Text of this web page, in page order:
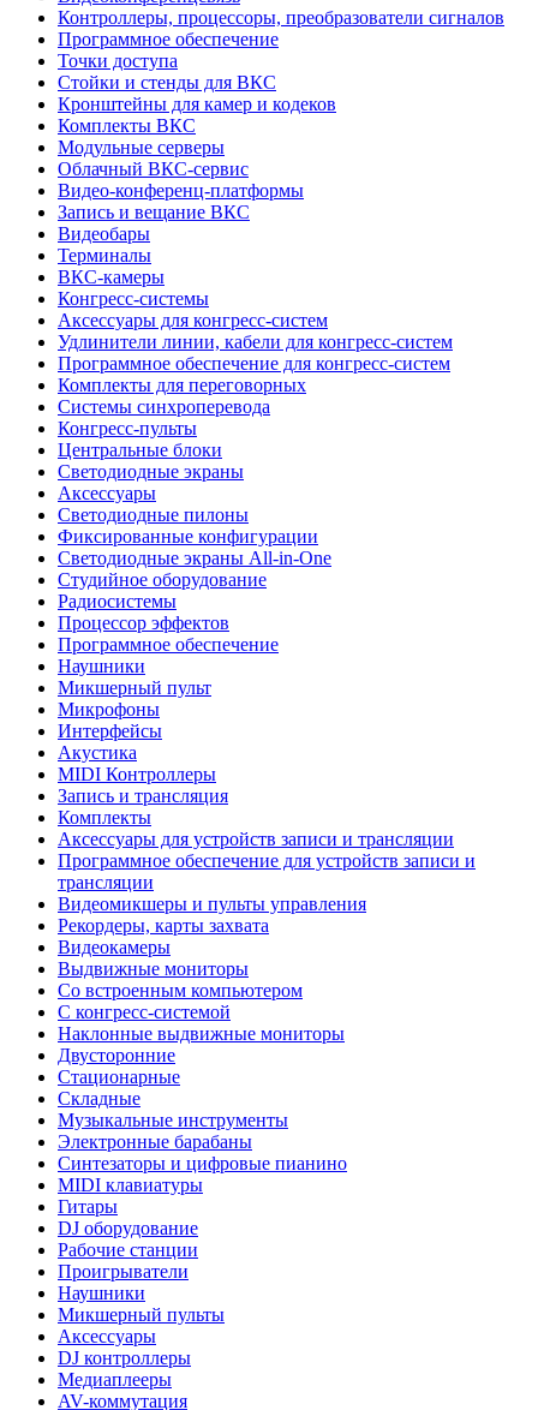
Контроллеры, процессоры, преобразователи сигналов
Программное обеспечение
Точки доступа
Стойки и стенды для ВКС
Кронштейны для камер и кодеков
Комплекты ВКС
Модульные серверы
Облачный ВКС-сервис
Видео-конференц-платформы
Запись и вещание ВКС
Видеобары
Терминалы
ВКС-камеры
Конгресс-системы
Аксессуары для конгресс-систем
Удлинители линии, кабели для конгресс-систем
Программное обеспечение для конгресс-систем
Комплекты для переговорных
Системы синхроперевода
Конгресс-пульты
Центральные блоки
Светодиодные экраны
Аксессуары
Светодиодные пилоны
Фиксированные конфигурации
Светодиодные экраны All-in-One
Студийное оборудование
Радиосистемы
Процессор эффектов
Программное обеспечение
Наушники
Микшерный пульт
Микрофоны
Интерфейсы
Акустика
MIDI Контроллеры
Запись и трансляция
Комплекты
Аксессуары для устройств записи и трансляции
Программное обеспечение для устройств записи и
трансляции
Видеомикшеры и пульты управления
Рекордеры, карты захвата
Видеокамеры
Выдвижные мониторы
Со встроенным компьютером
С конгресс-системой
Наклонные выдвижные мониторы
Двусторонние
Стационарные
Складные
Музыкальные инструменты
Электронные барабаны
Синтезаторы и цифровые пианино
MIDI клавиатуры
Гитары
DJ оборудование
Рабочие станции
Проигрыватели
Наушники
Микшерный пульты
Аксессуары
DJ контроллеры
Медиаплееры
AV-коммутация